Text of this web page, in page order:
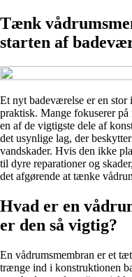
Tænk
starten af
Et nyt badeværelse er en
praktisk. Mange fokuserer
en af de vigtigste dele af
det usynlige lag, der
vandskader. Hvis den ikke
til dyre reparationer og
det afgørende at tænke
Hvad er en
er den så vigtig?
En vådrumsmembran er et
trænge ind i konstruktionen